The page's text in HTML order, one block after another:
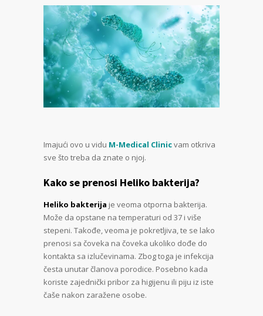
Imajući ovo u vidu M-Medical Clinicvam otkriva
sve što treba da znate o njoj.
Kako se prenosi Heliko bakterija?
Heliko bakterija je veoma otporna bakterija.
Može da opstane na temperaturi od 37 i više
stepeni. Takođe, veoma je pokretljiva, te se lako
prenosi sa čoveka na čoveka ukoliko dođe do
kontakta sa izlučevinama. Zbog toga je infekcija
česta unutar članova porodice. Posebno kada
koriste zajednički pribor za higijenu ili piju iz iste
čaše nakon zaražene osobe.